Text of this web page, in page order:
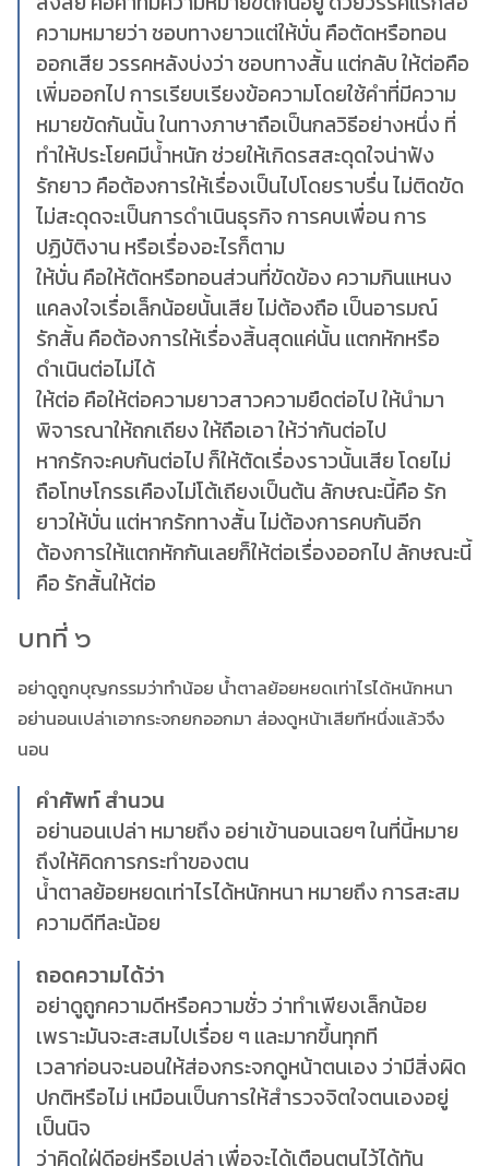
ความหมายว่า ชอบทางยาวแต่ให้บั่น คือตัดหรือทอน
ออกเสีย วรรคหลังบ่งว่า ชอบทางสั้น แต่กลับ ให้ต่อคือ
เพิ่มออกไป การเรียบเรียงข้อความโดยใช้คำที่มีความ
หมายขัดกันนั้น ในทางภาษาถือเป็นกลวิธีอย่างหนึ่ง ที่
ทำให้ประโยคมีน้ำหนัก ช่วยให้เกิดรสสะดุดใจน่าฟัง
รักยาว คือต้องการให้เรื่องเป็นไปโดยราบรื่น ไม่ติดขัด
ไม่สะดุดจะเป็นการดำเนินธุรกิจ การคบเพื่อน การ
ปฏิบัติงาน หรือเรื่องอะไรก็ตาม
ให้บั่น คือให้ตัดหรือทอนส่วนที่ขัดข้อง ความกินแหนง
แคลงใจเรื่อเล็กน้อยนั้นเสีย ไม่ต้องถือ เป็นอารมณ์
รักสั้น คือต้องการให้เรื่องสิ้นสุดแค่นั้น แตกหักหรือ
ดำเนินต่อไม่ได้
ให้ต่อ คือให้ต่อความยาวสาวความยืดต่อไป ให้นำมา
พิจารณาให้ถกเถียง ให้ถือเอา ให้ว่ากันต่อไป
หากรักจะคบกันต่อไป ก็ให้ตัดเรื่องราวนั้นเสีย โดยไม่
ถือโทษโกรธเคืองไม่โต้เถียงเป็นต้น ลักษณะนี้คือ รัก
ยาวให้บั่น แต่หากรักทางสั้น ไม่ต้องการคบกันอีก
ต้องการให้แตกหักกันเลยก็ให้ต่อเรื่องออกไป ลักษณะนี้
คือ รักสั้นให้ต่อ
บทที่ ๖
อย่าดูถูกบุญกรรมว่าทำน้อย น้ำตาลย้อยหยดเท่าไรได้หนักหนา
อย่านอนเปล่าเอากระจกยกออกมา ส่องดูหน้าเสียทีหนึ่งแล้วจึง
นอน
คำศัพท์ สำนวน
อย่านอนเปล่า หมายถึง อย่าเข้านอนเฉยๆ ในที่นี้หมาย
ถึงให้คิดการกระทำของตน
น้ำตาลย้อยหยดเท่าไรได้หนักหนา หมายถึง การสะสม
ความดีทีละน้อย
ถอดความได้ว่า
อย่าดูถูกความดีหรือความชั่ว ว่าทำเพียงเล็กน้อย
เพราะมันจะสะสมไปเรื่อย ๆ และมากขึ้นทุกที
เวลาก่อนจะนอนให้ส่องกระจกดูหน้าตนเอง ว่ามีสิ่งผิด
ปกติหรือไม่ เหมือนเป็นการให้สำรวจจิตใจตนเองอยู่
เป็นนิจ
ว่าคิดใฝ่ดีอยู่หรือเปล่า เพื่อจะได้เตือนตนไว้ได้ทัน